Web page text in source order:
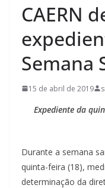
CAERN
Semana
15 de abril de 2019
Expediente da
Durante a semana
quinta-feira (18),
determinação da